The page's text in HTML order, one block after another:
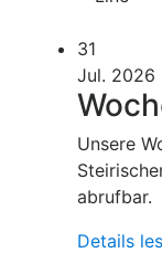
31
Jul. 2026
Unsere
abrufbar.
Details